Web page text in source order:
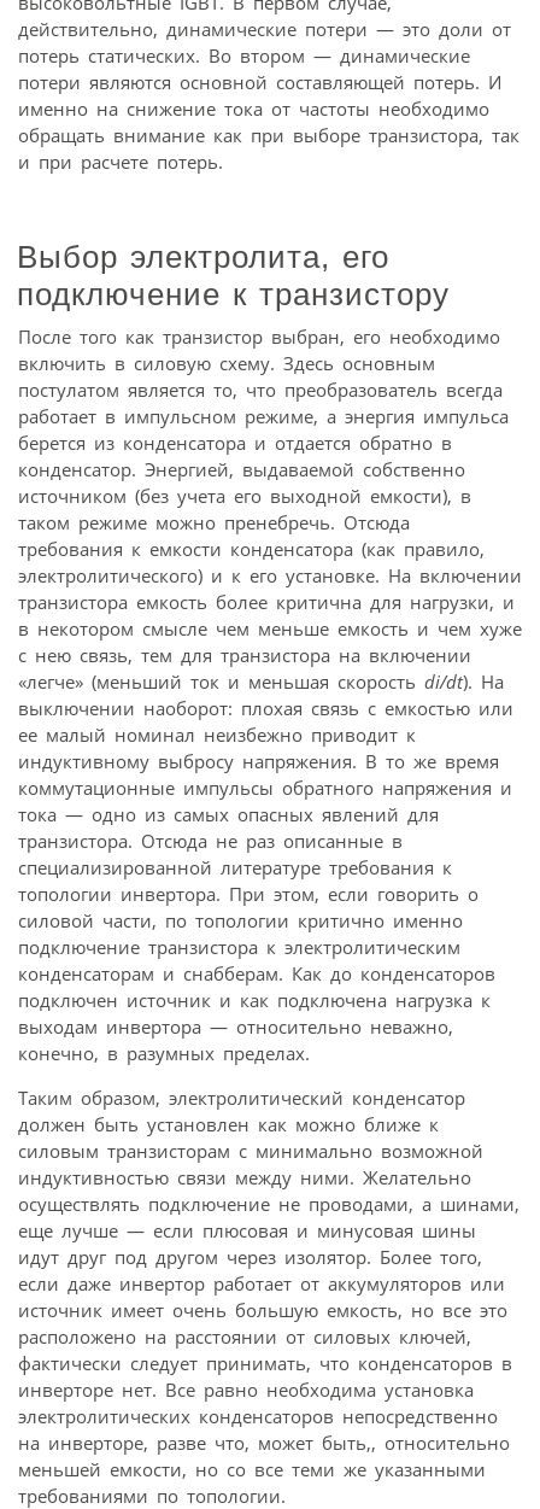
действительно, динамические потери — это доли от
потерь статических. Во втором — динамические
потери являются основной составляющей потерь. И
именно на снижение тока от частоты необходимо
обращать внимание как при выборе транзистора, так
и при расчете потерь.
Выбор электролита, его
подключение к транзистору
После того как транзистор выбран, его необходимо
включить в силовую схему. Здесь основным
постулатом является то, что преобразователь всегда
работает в импульсном режиме, а энергия импульса
берется из конденсатора и отдается обратно в
конденсатор. Энергией, выдаваемой собственно
источником (без учета его выходной емкости), в
таком режиме можно пренебречь. Отсюда
требования к емкости конденсатора (как правило,
электролитического) и к его установке. На включении
транзистора емкость более критична для нагрузки, и
в некотором смысле чем меньше емкость и чем хуже
с нею связь, тем для транзистора на включении
«легче» (меньший ток и меньшая скорость di/dt). На
выключении наоборот: плохая связь с емкостью или
ее малый номинал неизбежно приводит к
индуктивному выбросу напряжения. В то же время
коммутационные импульсы обратного напряжения и
тока — одно из самых опасных явлений для
транзистора. Отсюда не раз описанные в
специализированной литературе требования к
топологии инвертора. При этом, если говорить о
силовой части, по топологии критично именно
подключение транзистора к электролитическим
конденсаторам и снабберам. Как до конденсаторов
подключен источник и как подключена нагрузка к
выходам инвертора — относительно неважно,
конечно, в разумных пределах.
Таким образом, электролитический конденсатор
должен быть установлен как можно ближе к
силовым транзисторам с минимально возможной
индуктивностью связи между ними. Желательно
осуществлять подключение не проводами, а шинами,
еще лучше — если плюсовая и минусовая шины
идут друг под другом через изолятор. Более того,
если даже инвертор работает от аккумуляторов или
источник имеет очень большую емкость, но все это
расположено на расстоянии от силовых ключей,
фактически следует принимать, что конденсаторов в
инверторе нет. Все равно необходима установка
электролитических конденсаторов непосредственно
на инверторе, разве что, может быть,, относительно
меньшей емкости, но со все теми же указанными
требованиями по топологии.